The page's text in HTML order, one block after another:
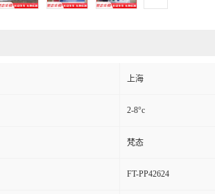
上海
2-8°c
梵态
FT-PP42624